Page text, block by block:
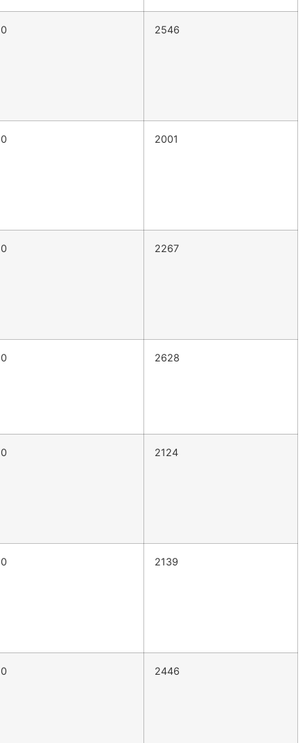
0 2546
0 2001
0 2267
0 2628
0 2124
0 2139
0 2446